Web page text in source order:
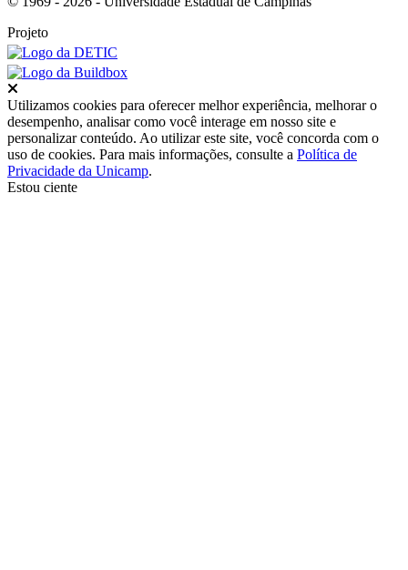
Projeto
Utilizamos cookies para oferecer melhor experiência, melhorar o
desempenho, analisar como você interage em nosso site e
personalizar conteúdo. Ao utilizar este site, você concorda com o
uso de cookies. Para mais informações, consulte a Política de
Privacidade da Unicamp.
Estou ciente